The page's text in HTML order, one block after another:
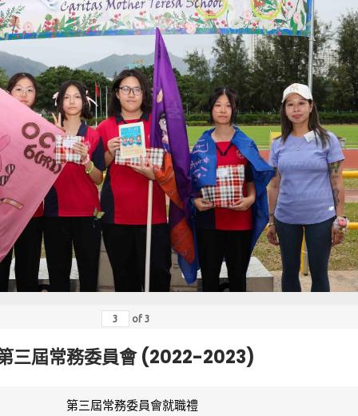
of 3
三屆常務委員會 (2022-2023)
第三屆常務委員會就職禮